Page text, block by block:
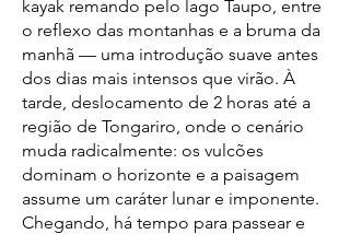
kayak remando pelo lago Taupo, entre
o reflexo das montanhas e a bruma da
manhã — uma introdução suave antes
dos dias mais intensos que virão. À
tarde, deslocamento de 2 horas até a
região de Tongariro, onde o cenário
muda radicalmente: os vulcões
dominam o horizonte e a paisagem
assume um caráter lunar e imponente.
Chegando, há tempo para passear e